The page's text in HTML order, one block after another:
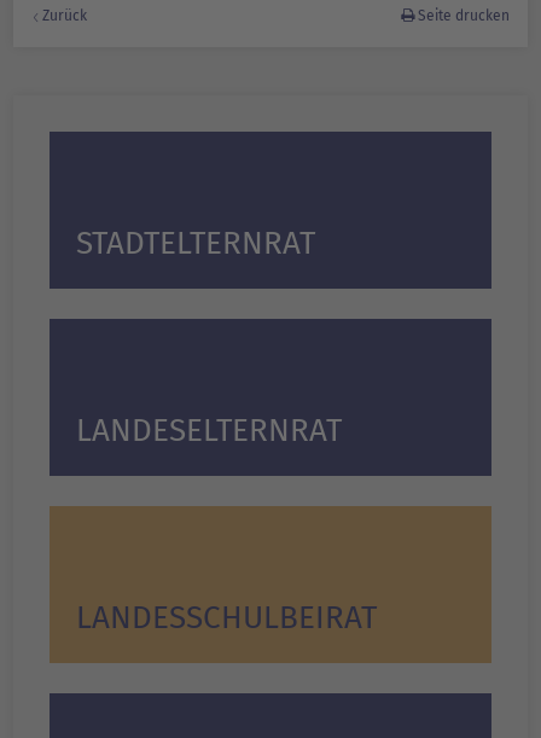
Zurück Seite drucken
STADTELTERNRAT
LANDES­ELTERNRAT
LANDES­SCHULBEIRAT